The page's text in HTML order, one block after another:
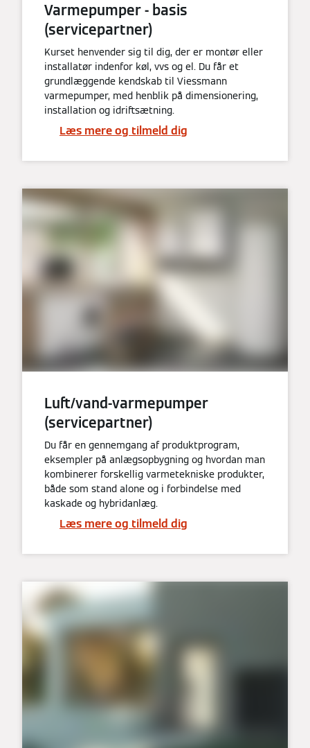
Varmepumper - basis
(servicepartner)
Kurset henvender sig til dig, der er montør eller
installatør indenfor køl, vvs og el. Du får et
grundlæggende kendskab til Viessmann
varmepumper, med henblik på dimensionering,
installation og idriftsætning.
Læs mere og tilmeld dig
Luft/vand-varmepumper
(servicepartner)
Du får en gennemgang af produktprogram,
eksempler på anlægsopbygning og hvordan man
kombinerer forskellig varmetekniske produkter,
både som stand alone og i forbindelse med
kaskade og hybridanlæg.
Læs mere og tilmeld dig